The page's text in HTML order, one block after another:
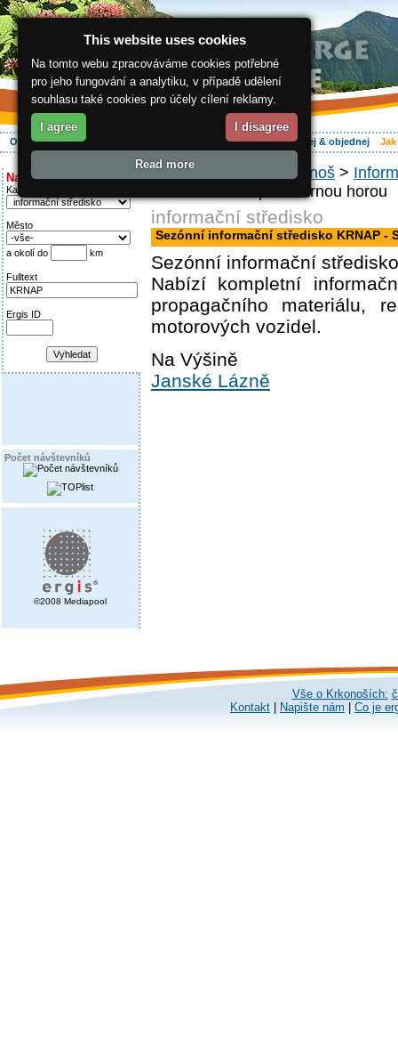
O regionu Aktivně Ubytování Hledej & objednej
Najděte si:
Kategorie
Město
a okolí do km
Fulltext
Ergis ID
Počet návštevníků
©2008 Mediapool
ergis.cz Jak do Krkonoš >
KRNAP - Srub pod Černou horou
informační středisko
Sezónní informační středisko KRNAP -
Sezónní informační
Nabízí kompletní
propagačního materiálu,
motorových vozidel.
Na Výšině
Janské Lázně
Vše o Krkonoších:
Kontakt
Napište nám Co je
This website uses cookies
Na tomto webu zpracováváme cookies potřebné
pro jeho fungování a analytiku, v případě udělení
souhlasu také cookies pro účely cílení reklamy.
I agree I disagree
Read more